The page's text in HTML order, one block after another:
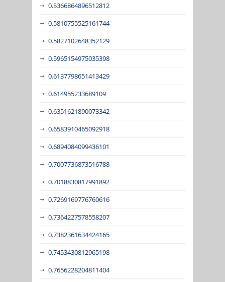
0.5366864896512812
0.5810755525161744
0.5827102648352129
0.5965154975035398
0.6137798651413429
0.614955233689109
0.6351621890073342
0.6583910465092918
0.6894084099436101
0.7007736873516788
0.7018830817991892
0.7269169776760616
0.7364227578558207
0.7382361634424165
0.7453430812965198
0.7656228204811404